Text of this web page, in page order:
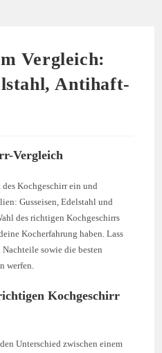
Vergleich:
Antihaft-
Vergleich
Kochgeschirr ein und
Gusseisen, Edelstahl und
des richtigen Kochgeschirrs
Kocherfahrung haben. Lass
sowie die besten
werfen.
Kochgeschirr
Unterschied zwischen einem